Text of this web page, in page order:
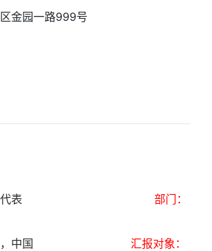
金园一路999号
售代表 部门：
，中国 汇报对象：